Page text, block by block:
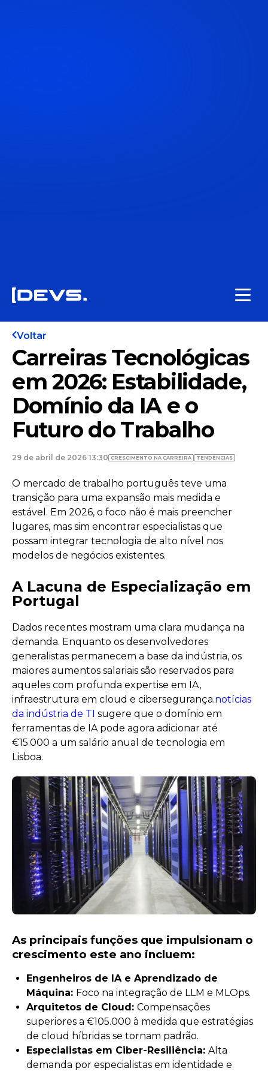
Voltar
Carreiras Tecnológicas
em 2026: Estabilidade,
Domínio da IA e o
Futuro do Trabalho
29 de abril de 2026 13:30 CRESCIMENTO NA CARREIRA TENDÊNCIAS
O mercado de trabalho português teve uma
transição para uma expansão mais medida e
estável. Em 2026, o foco não é mais preencher
lugares, mas sim encontrar especialistas que
possam integrar tecnologia de alto nível nos
modelos de negócios existentes.
A Lacuna de Especialização em
Portugal
Dados recentes mostram uma clara mudança na
demanda. Enquanto os desenvolvedores
generalistas permanecem a base da indústria, os
maiores aumentos salariais são reservados para
aqueles com profunda expertise em IA,
infraestrutura em cloud e cibersegurança.notícias
da indústria de TI sugere que o domínio em
ferramentas de IA pode agora adicionar até
€15.000 a um salário anual de tecnologia em
Lisboa.
As principais funções que impulsionam o
crescimento este ano incluem:
Engenheiros de IA e Aprendizado de
Máquina: Foco na integração de LLM e MLOps.
Arquitetos de Cloud: Compensações
superiores a €105.000 à medida que estratégias
de cloud híbridas se tornam padrão.
Especialistas em Ciber-Resiliência: Alta
demanda por especialistas em identidade e